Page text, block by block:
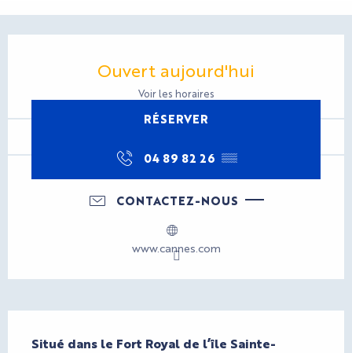
Ouvert aujourd'hui
Voir les horaires
RÉSERVER
04 89 82 26 ▒▒
CONTACTEZ-NOUS
www.cannes.com
Situé dans le Fort Royal de l’île Sainte-